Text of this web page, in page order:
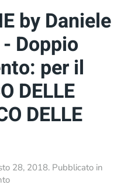
by Daniele
Doppio
per il
DELLE
DELLE
28, 2018. Pubblicato in
su